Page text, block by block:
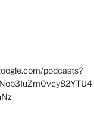
podcasts?